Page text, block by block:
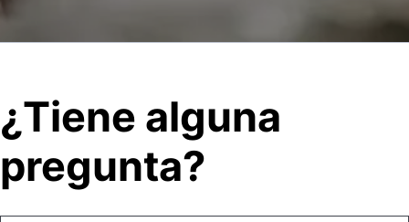
¿Tiene alguna
pregunta?